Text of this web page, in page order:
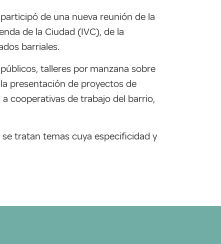
de una nueva reunión de la
de la Ciudad (IVC), de la
barriales.
talleres por manzana sobre
presentación de proyectos de
cooperativas de trabajo del barrio,
tratan temas cuya especificidad y